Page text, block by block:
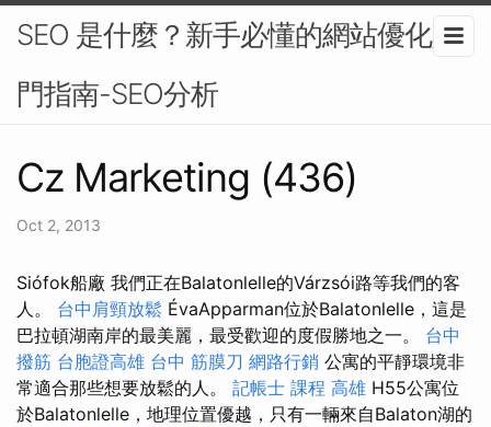
SEO 是什麼？新手必懂的網站優化入
門指南-SEO分析
Cz Marketing (436)
Oct 2, 2013
Siófok船廠 我們正在Balatonlelle的Várzsói路等我們的客
人。 台中肩頸放鬆 ÉvaApparman位於Balatonlelle，這是
巴拉頓湖南岸的最美麗，最受歡迎的度假勝地之一。 台中
撥筋 台胞證高雄 台中 筋膜刀 網路行銷 公寓的平靜環境非
常適合那些想要放鬆的人。 記帳士 課程 高雄 H55公寓位
於Balatonlelle，地理位置優越，只有一輛來自Balaton湖的